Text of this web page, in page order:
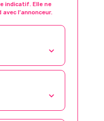
indicatif. Elle ne
l’annonceur.